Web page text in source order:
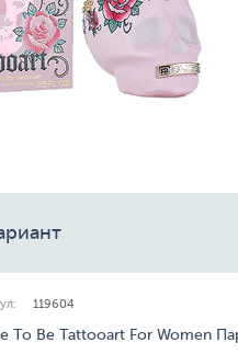
119604
To Be Tattooart For Women